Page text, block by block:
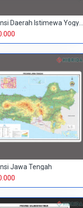
Propinsi Daerah Istimewa Yogyakarta
Jawa Tengah